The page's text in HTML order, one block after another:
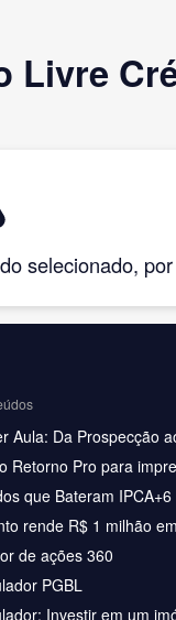
Livre
selecionado,
Aula: Da Prospecção
Retorno Pro para
que Bateram IPCA+6
rende R$ 1 milhão
de ações 360
PGBL
Investir em um